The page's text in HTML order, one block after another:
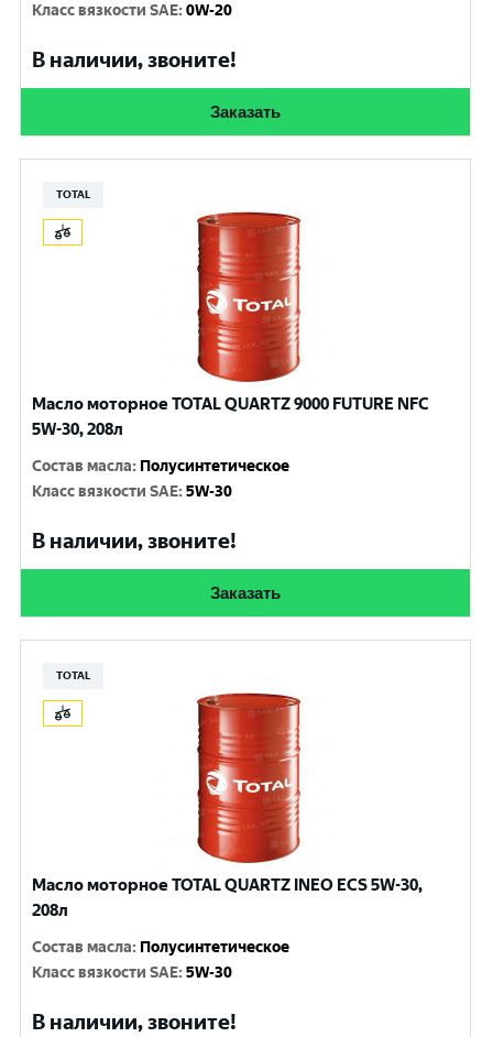
Класс вязкости SAE:0W-20
В наличии, звоните!
Заказать
TOTAL
Масло моторное TOTAL QUARTZ 9000 FUTURE NFC
5W-30, 208л
Состав масла: Полусинтетическое
Класс вязкости SAE:5W-30
В наличии, звоните!
Заказать
TOTAL
Масло моторное TOTAL QUARTZ INEO ECS 5W-30,
208л
Состав масла: Полусинтетическое
Класс вязкости SAE:5W-30
В наличии, звоните!